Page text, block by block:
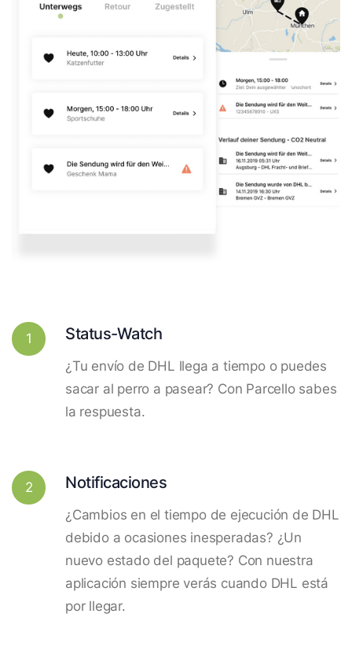
1 Status-Watch
¿Tu envío de DHL llega a tiempo o puedes
sacar al perro a pasear? Con Parcello sabes
la respuesta.
2 Notificaciones
¿Cambios en el tiempo de ejecución de DHL
debido a ocasiones inesperadas? ¿Un
nuevo estado del paquete? Con nuestra
aplicación siempre verás cuando DHL está
por llegar.